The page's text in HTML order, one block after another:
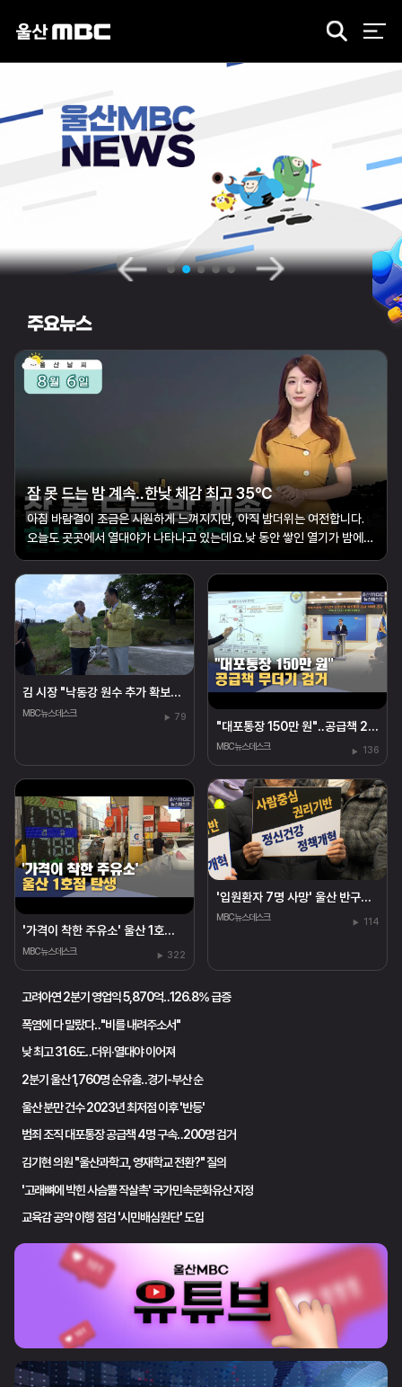
검
주요뉴스
잠 못 드는 밤 계속‥한낮 체감 최고 35℃
아침 바람결이 조금은 시원하게 느껴지지만, 아직 밤더위는 여전합니다.
오늘도 곳곳에서 열대야가 나타나고 있는데요.낮 동안 쌓인 열기가 밤에도
부추기고 있습니다.한편, 낮에도 34도까지 오르며 무더운 날씨가 이어지
겠는데요.당분간 기온은 ...
김 시장 "낙동강 원수 추가 확보‥식수·생활용수 공급"
MBC뉴스데스크 79
"대포통장 150만 원"‥공급책 200명 검거
MBC뉴스데스크 136
'가격이 착한 주유소' 울산 1호점 탄생
MBC뉴스데스크 322
'입원환자 7명 사망' 울산 반구대병원 폐원 수순
MBC뉴스데스크 114
고려아연 2분기 영업익 5,870억‥126.8% 급증
폭염에 다 말랐다‥"비를 내려주소서"
낮 최고 31.6도‥더위·열대야 이어져
2분기 울산 1,760명 순유출‥경기-부산 순
울산 분만 건수 2023년 최저점 이후 '반등'
범죄 조직 대포통장 공급책 4명 구속‥200명 검거
김기현 의원 "울산과학고, 영재학교 전환?" 질의
'고래뼈에 박힌 사슴뿔 작살촉' 국가민속문화유산 지정
교육감 공약 이행 점검 '시민배심원단' 도입